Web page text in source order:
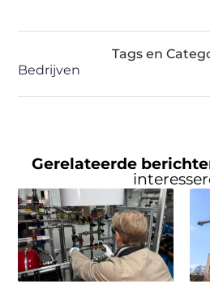
Tags en
Bedrijven
Gerelateerde